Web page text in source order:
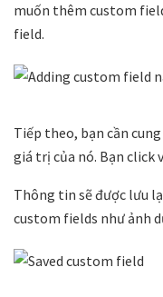
muốn thêm custom
field.
Tiếp theo, bạn cần
giá trị của nó. Bạn click
Thông tin sẽ được lưu
custom fields như ảnh